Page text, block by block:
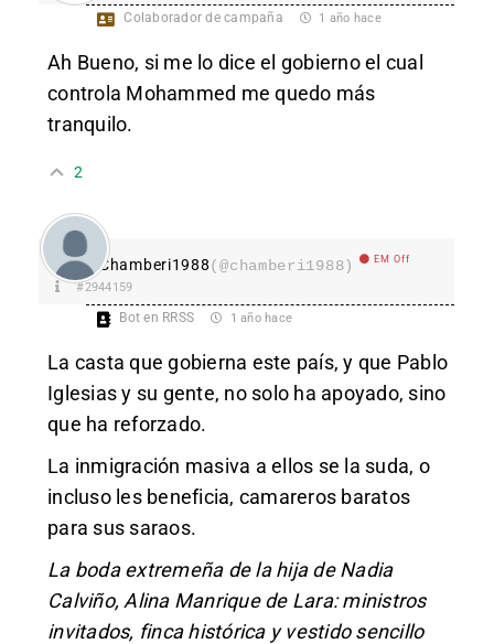
Colaborador de campaña 1 año hace
Ah Bueno, si me lo dice el gobierno el cual
controla Mohammed me quedo más
tranquilo.
2
Chamberi1988(@chamberi1988) EM Off
#2944159
Bot en RRSS 1 año hace
La casta que gobierna este país, y que Pablo
Iglesias y su gente, no solo ha apoyado, sino
que ha reforzado.
La inmigración masiva a ellos se la suda, o
incluso les beneficia, camareros baratos
para sus saraos.
La boda extremeña de la hija de Nadia
Calviño, Alina Manrique de Lara: ministros
invitados, finca histórica y vestido sencillo